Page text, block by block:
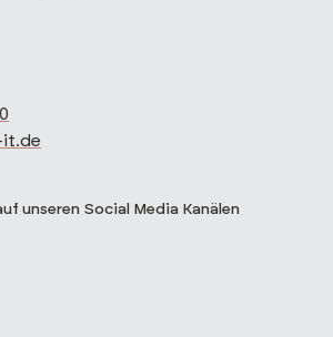
it.de
unseren Social Media Kanälen